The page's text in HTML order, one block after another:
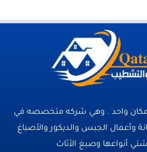
واحد . وهي شركه متخصصه في
وأعمال الجبس والديكور والأصباغ
أنواعها وصبغ الأثاث